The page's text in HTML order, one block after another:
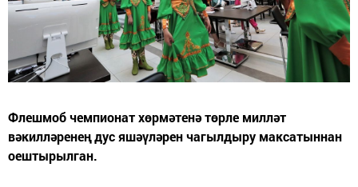
Флешмоб чемпионат хөрмәтенә төрле милләт
вәкилләренең дус яшәүләрен чагылдыру максатыннан
оештырылган.